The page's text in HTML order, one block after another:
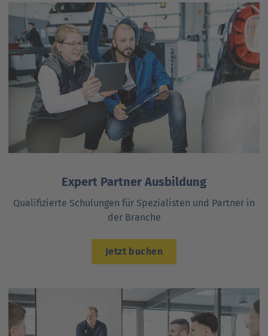
Expert Partner Ausbildung
Qualifizierte Schulungen für Spezialisten und Partner in
der Branche
Jetzt buchen